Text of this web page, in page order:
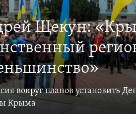
Щекун:
вокруг планов установить
Крыма